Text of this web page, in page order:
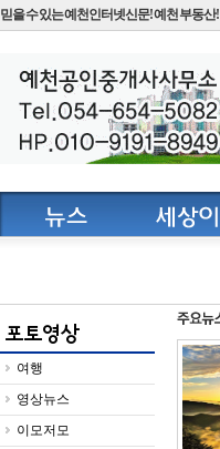
믿을 수 있는 예천인터넷신문! 예천 부동산!
여행
영상뉴스
이모저모